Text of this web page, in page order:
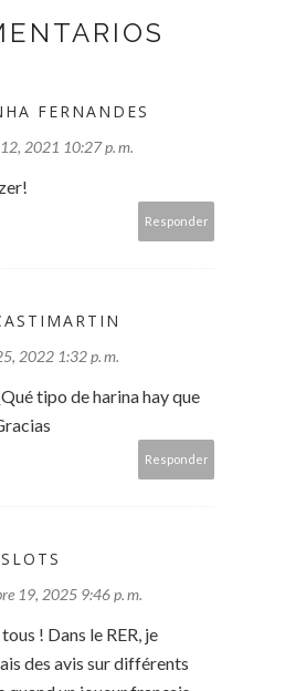
FERNANDES
2021 10:27 p. m.
Responder
2022 1:32 p. m.
tipo de harina hay que
Responder
19, 2025 9:46 p. m.
! Dans le RER, je
des avis sur différents